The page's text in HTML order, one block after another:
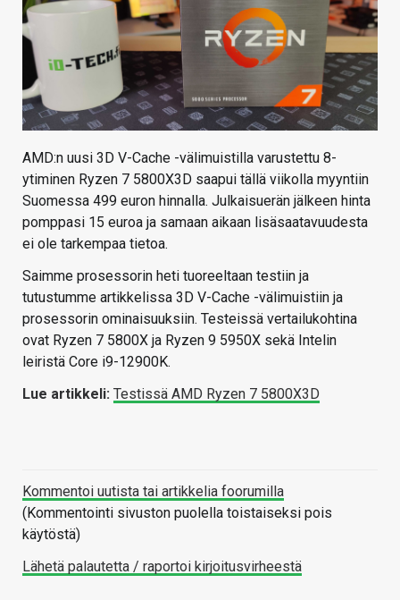
AMD:n uusi 3D V-Cache -välimuistilla varustettu 8-
ytiminen Ryzen 7 5800X3D saapui tällä viikolla myyntiin
Suomessa 499 euron hinnalla. Julkaisuerän jälkeen hinta
pomppasi 15 euroa ja samaan aikaan lisäsaatavuudesta
ei ole tarkempaa tietoa.
Saimme prosessorin heti tuoreeltaan testiin ja
tutustumme artikkelissa 3D V-Cache -välimuistiin ja
prosessorin ominaisuuksiin. Testeissä vertailukohtina
ovat Ryzen 7 5800X ja Ryzen 9 5950X sekä Intelin
leiristä Core i9-12900K.
Lue artikkeli: Testissä AMD Ryzen 7 5800X3D
Kommentoi uutista tai artikkelia foorumilla
(Kommentointi sivuston puolella toistaiseksi pois
käytöstä)
Lähetä palautetta / raportoi kirjoitusvirheestä